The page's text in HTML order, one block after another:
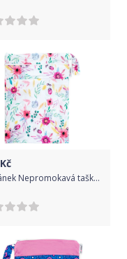
Kč
Bobánek Nepromokavá taška normal Růžové květiny